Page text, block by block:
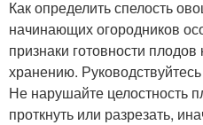
Как определить спелость
начинающих огородников
признаки готовности
хранению.
Не нарушайте целостность
проткнуть или разрезать,